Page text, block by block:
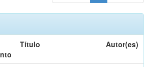
Título Autor(es)